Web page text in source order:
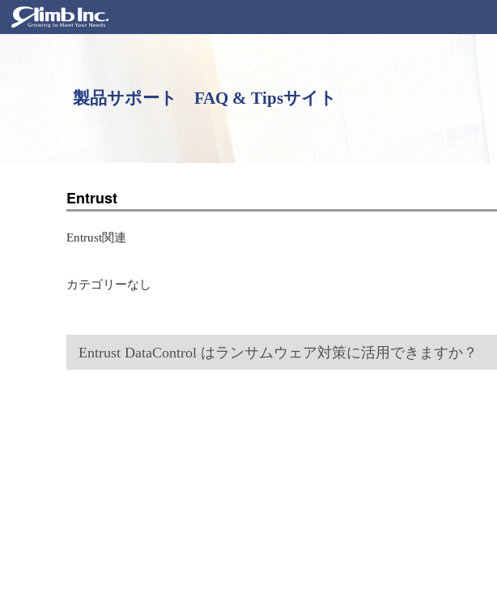
製品サポート FAQ & Tipsサイト
Entrust
Entrust関連
カテゴリーなし
Entrust DataControl はランサムウェア対策に活用できますか？